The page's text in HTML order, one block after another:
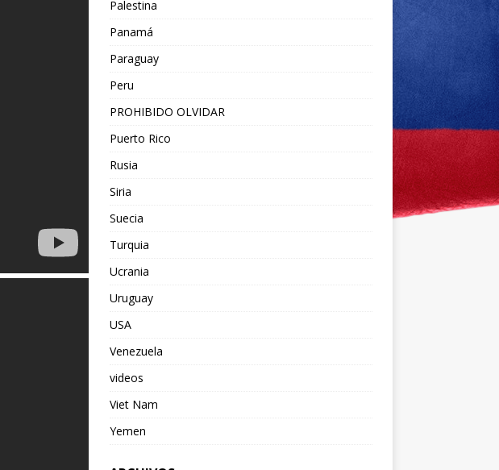
Palestina
Panamá
Paraguay
Peru
PROHIBIDO OLVIDAR
Puerto Rico
Rusia
Siria
Suecia
Turquia
Ucrania
Uruguay
USA
Venezuela
videos
Viet Nam
Yemen